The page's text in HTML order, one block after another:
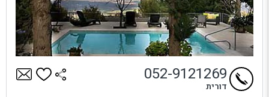
052-9121269
דורית